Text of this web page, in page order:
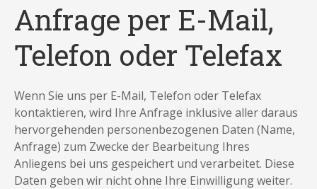
Anfrage per E-Mail,
Telefon oder Telefax
Wenn Sie uns per E-Mail, Telefon oder Telefax
kontaktieren, wird Ihre Anfrage inklusive aller daraus
hervorgehenden personenbezogenen Daten (Name,
Anfrage) zum Zwecke der Bearbeitung Ihres
Anliegens bei uns gespeichert und verarbeitet. Diese
Daten geben wir nicht ohne Ihre Einwilligung weiter.